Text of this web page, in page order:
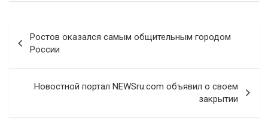
по
записям
Ростов оказался самым общительным городом
России
Новостной портал NEWSru.com объявил о своем
закрытии